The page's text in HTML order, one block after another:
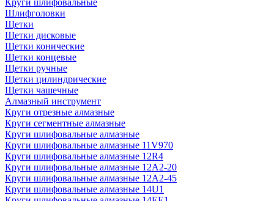
Круги шлифовальные
Шлифголовки
Щетки
Щетки дисковые
Щетки конические
Щетки концевые
Щетки ручные
Щетки цилиндрические
Щетки чашечные
Алмазный инструмент
Круги отрезные алмазные
Круги сегментные алмазные
Круги шлифовальные алмазные
Круги шлифовальные алмазные 11V970
Круги шлифовальные алмазные 12R4
Круги шлифовальные алмазные 12А2-20
Круги шлифовальные алмазные 12А2-45
Круги шлифовальные алмазные 14U1